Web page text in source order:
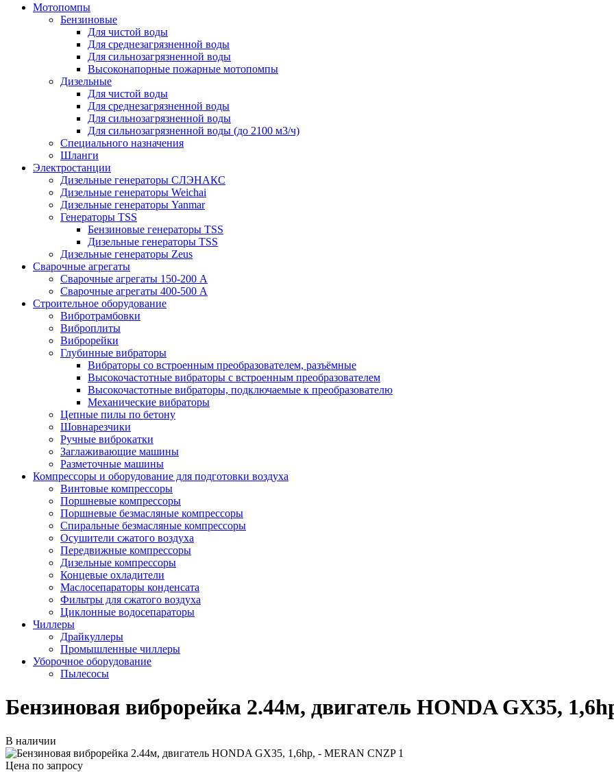
Мотопомпы
Бензиновые
Для чистой воды
Для среднезагрязненной воды
Для сильнозагрязненной воды
Высоконапорные пожарные мотопомпы
Дизельные
Для чистой воды
Для среднезагрязненной воды
Для сильнозагрязненной воды
Для сильнозагрязненной воды (до 2100 м3/ч)
Специального назначения
Шланги
Электростанции
Дизельные генераторы СЛЭНАКС
Дизельные генераторы Weichai
Дизельные генераторы Yanmar
Генераторы TSS
Бензиновые генераторы TSS
Дизельные генераторы TSS
Дизельные генераторы Zeus
Сварочные агрегаты
Сварочные агрегаты 150-200 А
Сварочные агрегаты 400-500 А
Строительное оборудование
Вибротрамбовки
Виброплиты
Виброрейки
Глубинные вибраторы
Вибраторы со встроенным преобразователем, разъёмные
Высокочастотные вибраторы с встроенным преобразователем
Высокочастотные вибраторы, подключаемые к преобразователю
Механические вибраторы
Цепные пилы по бетону
Шовнарезчики
Ручные виброкатки
Заглаживающие машины
Разметочные машины
Компрессоры и оборудование для подготовки воздуха
Винтовые компрессоры
Поршневые компрессоры
Поршневые безмасляные компрессоры
Спиральные безмасляные компрессоры
Осушители сжатого воздуха
Передвижные компрессоры
Дизельные компрессоры
Концевые охладители
Маслосепараторы конденсата
Фильтры для сжатого воздуха
Циклонные водосепараторы
Чиллеры
Драйкуллеры
Промышленные чиллеры
Уборочное оборудование
Пылесосы
Бензиновая виброрейка 2.44м, двигатель HONDA GX35,
В наличии
Цена по запросу